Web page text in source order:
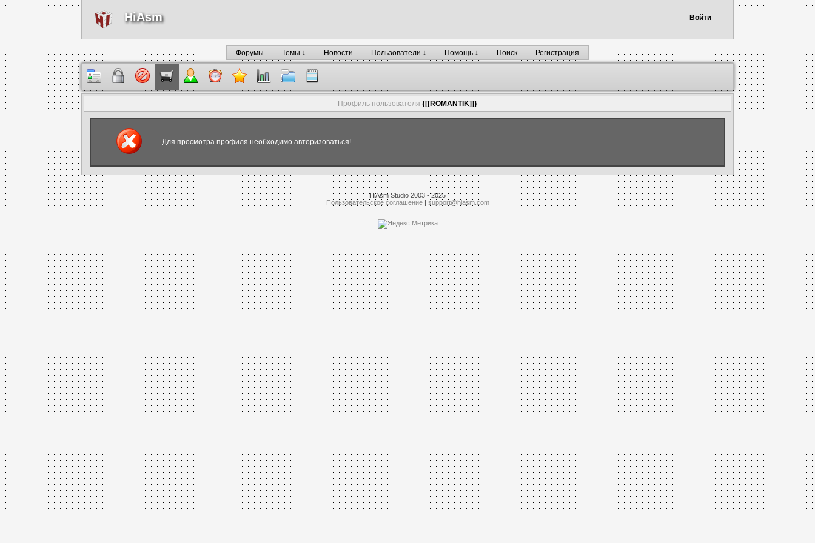
HiAsm Войти
Форумы Темы ↓ Новости Пользователи ↓ Помощь ↓ Поиск Регистрация
Профиль пользователя {[[ROMANTIK]]}
Для просмотра профиля необходимо авторизоваться!
HiAsm Studio 2003 - 2025
Пользовательское соглашение| support@hiasm.com